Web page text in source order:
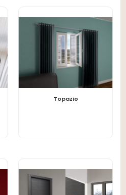
LEGGI TUTTO
Topazio